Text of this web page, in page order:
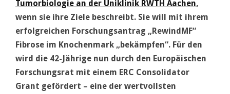
Tumorbiologie an der Uniklinik RWTH Aachen,
wenn sie ihre Ziele beschreibt. Sie will mit ihrem
erfolgreichen Forschungsantrag „RewindMF“
Fibrose im Knochenmark „bekämpfen“. Für den
wird die 42-Jährige nun durch den Europäischen
Forschungsrat mit einem ERC Consolidator
Grant gefördert – eine der wertvollsten